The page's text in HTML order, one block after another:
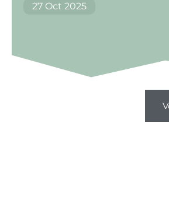
27 Oct 2025